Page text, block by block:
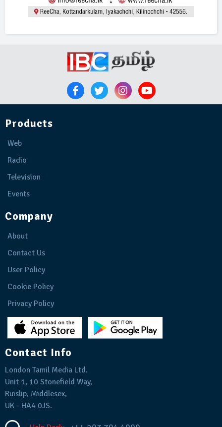
Products
Web
Radio
Television
Events
Company
About
Contact Us
User Policy
Cookie Policy
Privacy Policy
Contact Info
London Tamil Media Ltd.
Unit 1, 10 Stonefield Way,
Ruislip, Middlesex,
UK - HA4 0JS.